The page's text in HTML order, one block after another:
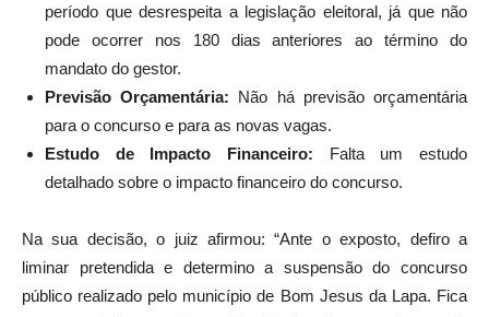
período que desrespeita a legislação eleitoral, já que não
pode ocorrer nos 180 dias anteriores ao término do
mandato do gestor.
Previsão Orçamentária: Não há previsão orçamentária
para o concurso e para as novas vagas.
Estudo de Impacto Financeiro: Falta um estudo
detalhado sobre o impacto financeiro do concurso.
Na sua decisão, o juiz afirmou: “Ante o exposto, defiro a
liminar pretendida e determino a suspensão do concurso
público realizado pelo município de Bom Jesus da Lapa. Fica